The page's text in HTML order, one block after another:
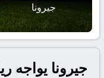
جيرونا
جيرونا يواجه